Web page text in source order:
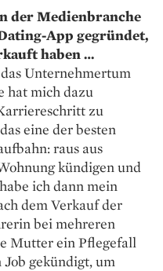
der Medienbranche
App gegründet,
haben …
Unternehmertum
hat mich dazu
zu
eine der besten
raus aus
kündigen und
ich dann mein
dem Verkauf der
bei mehreren
Mutter ein Pflegefall
Job gekündigt, um